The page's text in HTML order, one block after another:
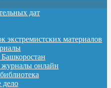
дат
экстремистских материалов
онлайн
дело